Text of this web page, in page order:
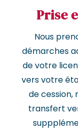
Prise
Nous
démarches
de votre
vers votre
de cession,
transfert